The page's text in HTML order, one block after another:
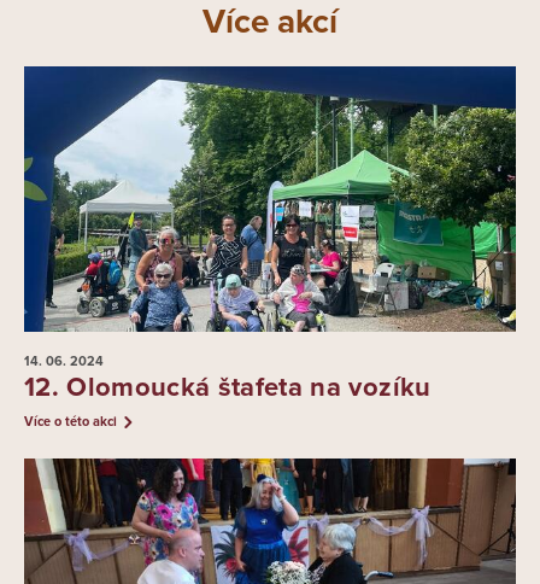
Více akcí
14. 06. 2024
12. Olomoucká štafeta na vozíku
Více o této akci